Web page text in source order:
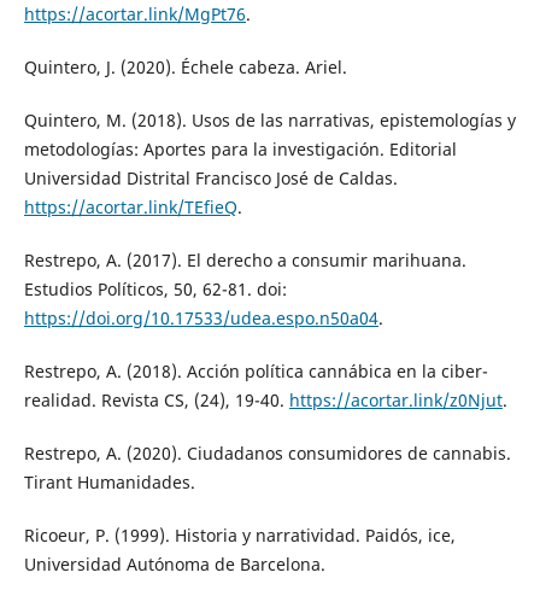
https://acortar.link/MgPt76.
Quintero, J. (2020). Échele cabeza. Ariel.
Quintero, M. (2018). Usos de las narrativas, epistemologías y
metodologías: Aportes para la investigación. Editorial
Universidad Distrital Francisco José de Caldas.
https://acortar.link/TEfieQ.
Restrepo, A. (2017). El derecho a consumir marihuana.
Estudios Políticos, 50, 62-81. doi:
https://doi.org/10.17533/udea.espo.n50a04.
Restrepo, A. (2018). Acción política cannábica en la ciber-
realidad. Revista CS, (24), 19-40. https://acortar.link/z0Njut.
Restrepo, A. (2020). Ciudadanos consumidores de cannabis.
Tirant Humanidades.
Ricoeur, P. (1999). Historia y narratividad. Paidós, ice,
Universidad Autónoma de Barcelona.